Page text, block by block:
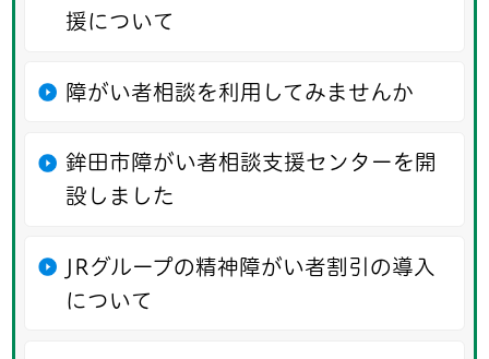
援について
障がい者相談を利用してみませんか
鉾田市障がい者相談支援センターを開
設しました
JRグループの精神障がい者割引の導入
について